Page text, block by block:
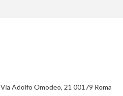
Via Adolfo Omodeo, 21 00179 Roma